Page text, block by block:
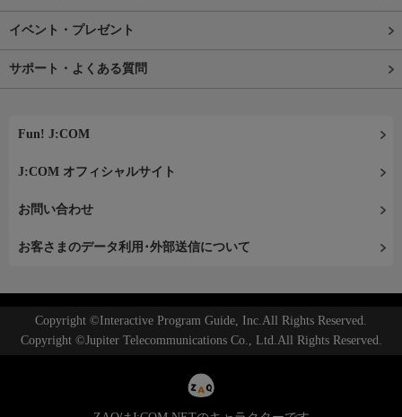
イベント・プレゼント
サポート・よくある質問
Fun! J:COM
J:COM オフィシャルサイト
お問い合わせ
お客さまのデータ利用･外部送信について
Copyright ©Interactive Program Guide, Inc.All Rights Reserved.
Copyright ©Jupiter Telecommunications Co., Ltd.All Rights Reserved.